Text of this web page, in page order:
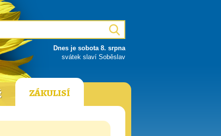
Dnes je sobota 8. srpna
svátek slaví Soběslav
ZÁKULISÍ